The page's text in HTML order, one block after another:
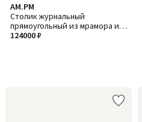
AM.PM
Столик журнальный
прямоугольный из мрамора и
124000 ₽